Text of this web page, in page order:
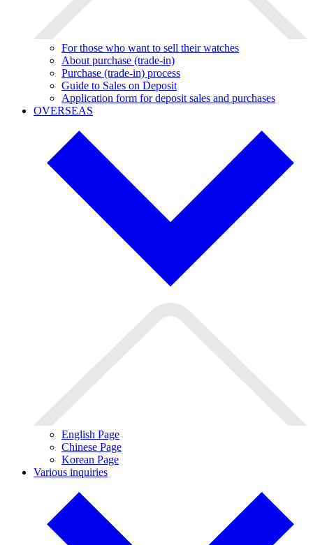
For those who want to sell their watches
About purchase (trade-in)
Purchase (trade-in) process
Guide to Sales on Deposit
Application form for deposit sales and purchases
OVERSEAS
English Page
Chinese Page
Korean Page
Various inquiries